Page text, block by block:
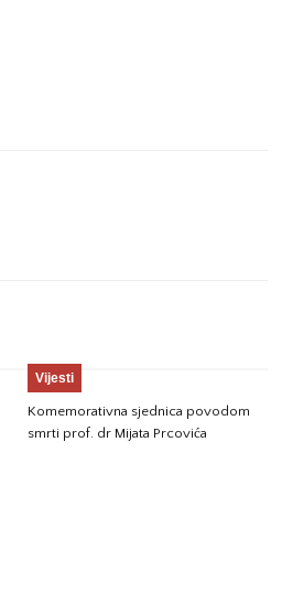
Vijesti
Komemorativna sjednica povodom
smrti prof. dr Mijata Prcovića